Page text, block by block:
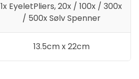
1x EyeletPliers, 20x / 100x / 300x
/ 500x Sølv Spenner
13.5cm x 22cm